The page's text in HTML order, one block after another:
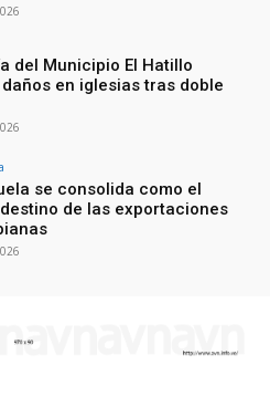
del Municipio El Hatillo
en iglesias tras doble
se consolida como el
de las exportaciones